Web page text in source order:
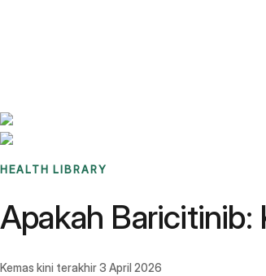
HEALTH LIBRARY
Apakah Baricitinib:
Kemas kini terakhir3 April 2026